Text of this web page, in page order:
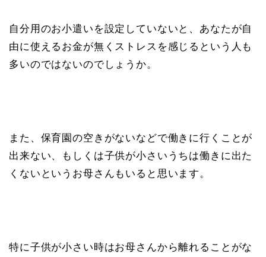
自分用のお小遣いを設定していないと、あなたが自
由に使えるお金が無くストレスを感じるという人も
多いのではないのでしょうか。
また、保育園の空きがないなどで働きに行くことが
出来ない、もしくは子供が小さいうちは働きに出た
くないというお母さんもいると思います。
特に子供が小さい時はお母さんから離れることがな